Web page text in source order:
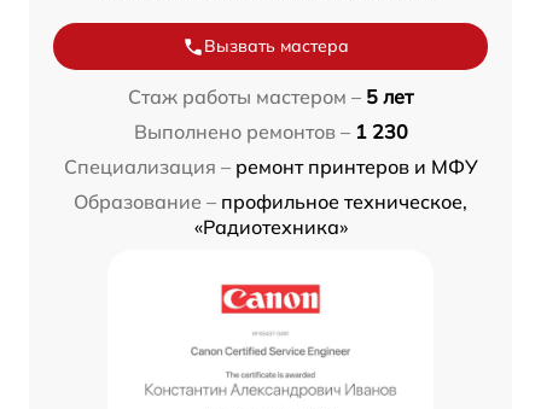
Вызвать мастера
Стаж работы мастером – 5 лет
Выполнено ремонтов – 1 230
Специализация – ремонт принтеров и МФУ
Образование – профильное техническое,
«Радиотехника»